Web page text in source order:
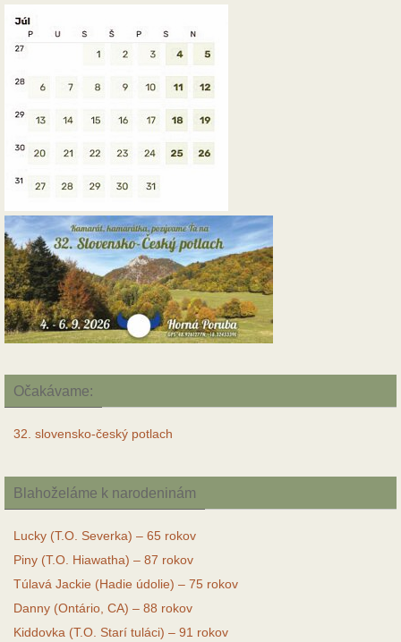
Očakávame:
32. slovensko-český potlach
Blahoželáme k narodeninám
Lucky (T.O. Severka) – 65 rokov
Piny (T.O. Hiawatha) – 87 rokov
Túlavá Jackie (Hadie údolie) – 75 rokov
Danny (Ontário, CA) – 88 rokov
Kiddovka (T.O. Starí tuláci) – 91 rokov